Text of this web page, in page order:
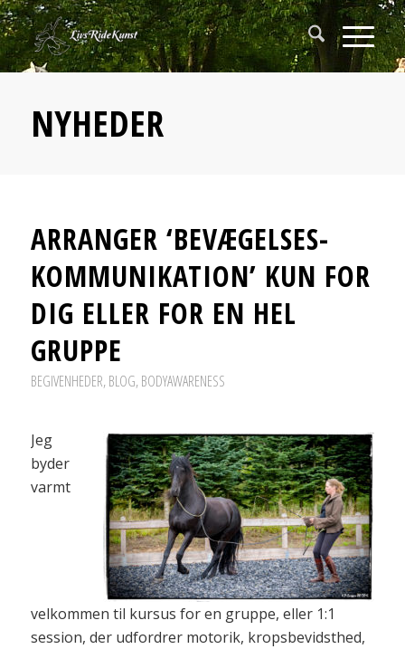
NYHEDER
ARRANGER ‘BEVÆGELSES-
KOMMUNIKATION’ KUN FOR
DIG ELLER FOR EN HEL
GRUPPE
BEGIVENHEDER,BLOG,BODYAWARENESS
Jeg
byder
varmt
velkommen til kursus for en gruppe, eller 1:1
session, der udfordrer motorik, kropsbevidsthed,